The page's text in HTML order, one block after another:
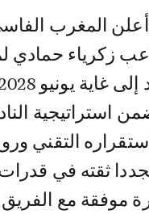
أعلن المغرب
زكرياء حمادي
استراتيجية
التقني
ثقته في
موفقة مع الفريق